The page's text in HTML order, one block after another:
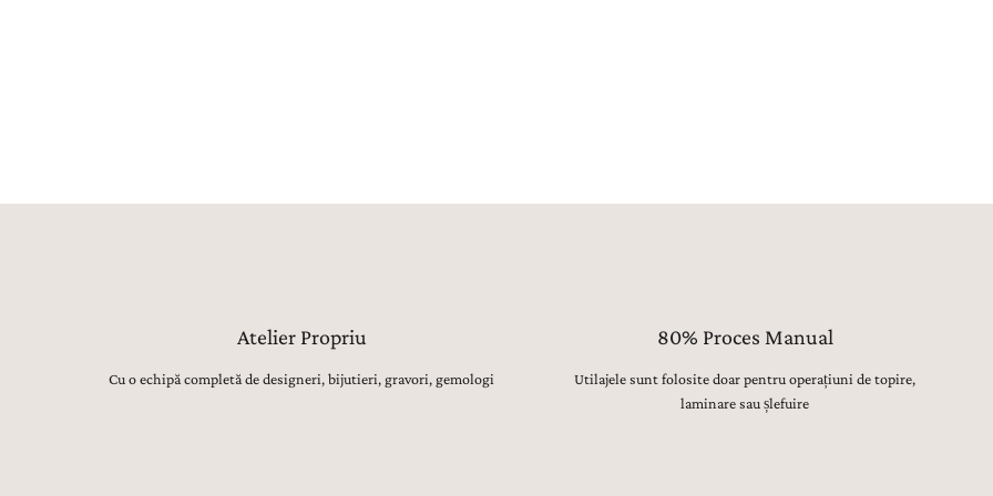
Atelier Propriu
Cu o echipă completă de designeri, bijutieri, gravori, gemologi
80% Proces Manual
Utilajele sunt folosite doar pentru operațiuni de topire,
laminare sau șlefuire